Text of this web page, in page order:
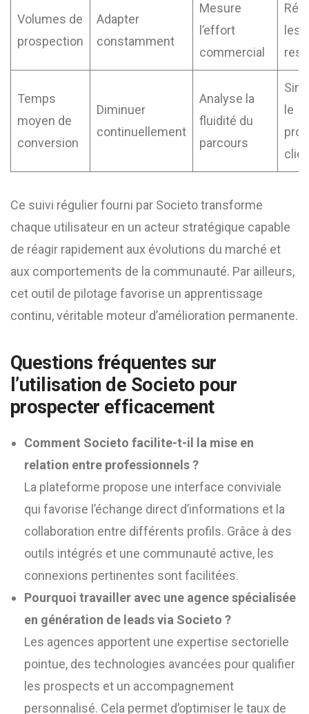
Volumes de
prospection
Adapter
constamment
Mesure
l’effort
commercial
les
Temps
moyen de
conversion
Diminuer
continuellement
Analyse la
fluidité du
parcours
le
Ce suivi régulier fourni par Societo transforme
chaque utilisateur en un acteur stratégique capable
de réagir rapidement aux évolutions du marché et
aux comportements de la communauté. Par ailleurs,
cet outil de pilotage favorise un apprentissage
continu, véritable moteur d’amélioration permanente.
Questions fréquentes sur
l’utilisation de Societo pour
prospecter efficacement
Comment Societo facilite-t-il la mise en
relation entre professionnels ?
La plateforme propose une interface conviviale
qui favorise l’échange direct d’informations et la
collaboration entre différents profils. Grâce à des
outils intégrés et une communauté active, les
connexions pertinentes sont facilitées.
Pourquoi travailler avec une agence spécialisée
en génération de leads via Societo ?
Les agences apportent une expertise sectorielle
pointue, des technologies avancées pour qualifier
les prospects et un accompagnement
personnalisé. Cela permet d’optimiser le taux de